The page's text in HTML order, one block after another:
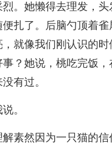
。她懒得去理发，
便扎了。后脑勺顶着
就像我们刚认识的时
事？她说，桃吃完饭
有过。
。
素然因为一只猫的信